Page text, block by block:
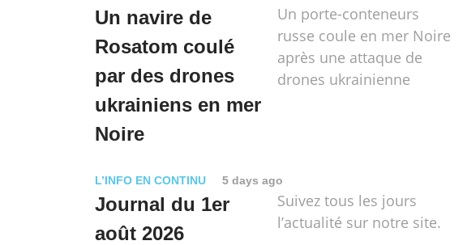
Un navire de
Rosatom coulé
par des drones
ukrainiens en mer
Noire
Un porte-conteneurs
russe coule en mer Noire
après une attaque de
drones ukrainienne
L’INFO EN CONTINU 5 days ago
Journal du 1er
août 2026
Suivez tous les jours
l’actualité sur notre site.